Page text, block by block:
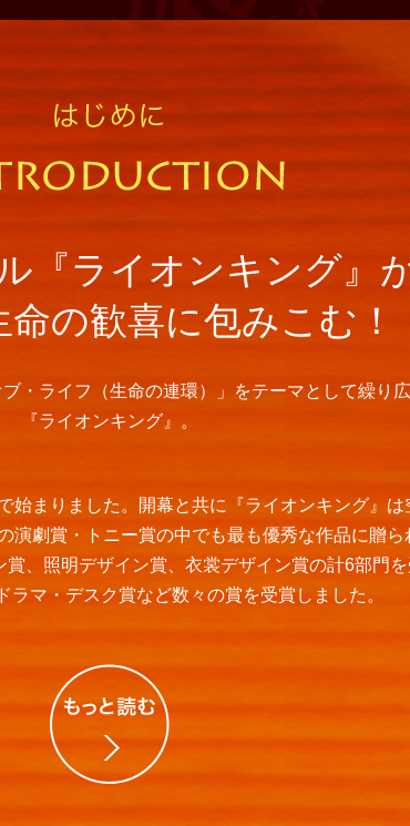
『ライオンキング』
命の歓喜に包みこむ！
・ライフ（生命の連環）」をテーマとして繰り
『ライオンキング』。
まりました。開幕と共に『ライオンキング』は
演劇賞・トニー賞の中でも最も優秀な作品に贈
、照明デザイン賞、衣裳デザイン賞の計6部門
ラマ・デスク賞など数々の賞を受賞しました。